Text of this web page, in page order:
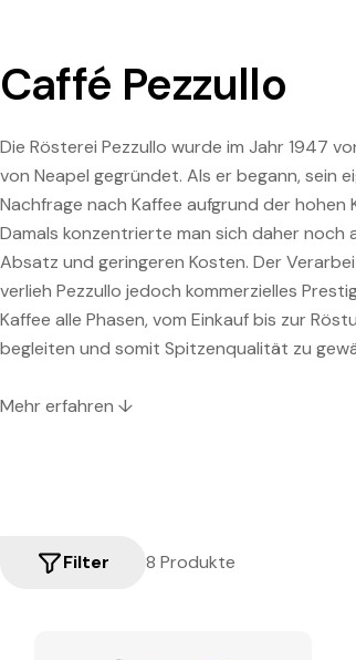
Caffé Pezzullo
Die Rösterei Pezzullo wurde im Jahr 1947
von Neapel gegründet. Als er begann, sein
Nachfrage nach Kaffee aufgrund der
Damals konzentrierte man sich daher noch
Absatz und geringeren Kosten. Der
verlieh Pezzullo jedoch kommerzielles
Kaffee alle Phasen, vom Einkauf bis zur
begleiten und somit Spitzenqualität zu
Mehr erfahren ↓
8 Produkte
Filter